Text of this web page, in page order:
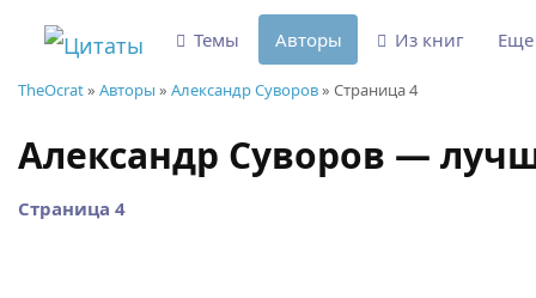
TheOcrat» Авторы » Александр Суворов» Страница 4
Александр Суворов —
Страница 4
Темы Авторы Из книг